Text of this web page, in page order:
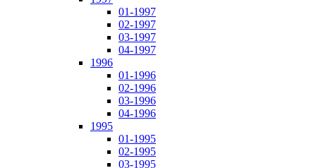
01-1997
02-1997
03-1997
04-1997
1996
01-1996
02-1996
03-1996
04-1996
1995
01-1995
02-1995
03-1995